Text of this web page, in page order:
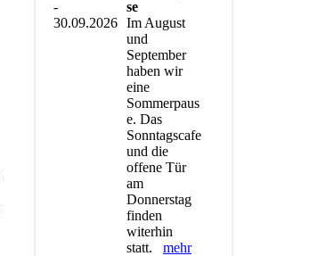
-
30.09.2026
se
Im August
und
September
haben wir
eine
Sommerpaus
e. Das
Sonntagscafe
und die
offene Tür
am
Donnerstag
finden
witerhin
statt. mehr